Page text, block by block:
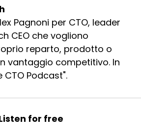
Pagnoni per CTO, leader
CEO che vogliono
reparto, prodotto o
vantaggio competitivo. In
CTO Podcast".
for free